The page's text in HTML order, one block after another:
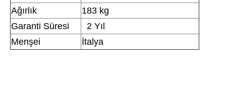
Ağırlık
183 kg
Garanti Süresi
2 Yıl
Menşei
İtalya